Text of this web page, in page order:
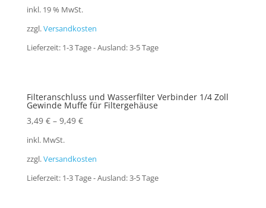
inkl. 19 % MwSt.
zzgl.Versandkosten
Lieferzeit: 1-3 Tage - Ausland: 3-5 Tage
Filteranschluss und Wasserfilter Verbinder 1/4 Zoll
Gewinde Muffe für Filtergehäuse
3,49 €– 9,49 €
inkl. MwSt.
zzgl.Versandkosten
Lieferzeit: 1-3 Tage - Ausland: 3-5 Tage